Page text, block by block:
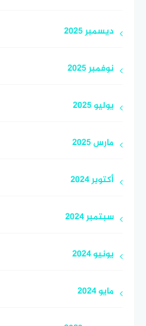
ديسمبر 2025
نوفمبر 2025
يوليو 2025
مارس 2025
أكتوبر 2024
سبتمبر 2024
يونيو 2024
مايو 2024